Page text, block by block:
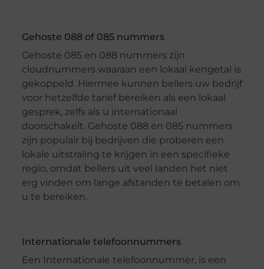
Gehoste 088 of 085 nummers
Gehoste 085 en 088 nummers zijn
cloudnummers waaraan een lokaal kengetal is
gekoppeld. Hiermee kunnen bellers uw bedrijf
voor hetzelfde tarief bereiken als een lokaal
gesprek, zelfs als u internationaal
doorschakelt. Gehoste 088 en 085 nummers
zijn populair bij bedrijven die proberen een
lokale uitstraling te krijgen in een specifieke
regio, omdat bellers uit veel landen het niet
erg vinden om lange afstanden te betalen om
u te bereiken.
Internationale telefoonnummers
Een Internationale telefoonnummer, is een